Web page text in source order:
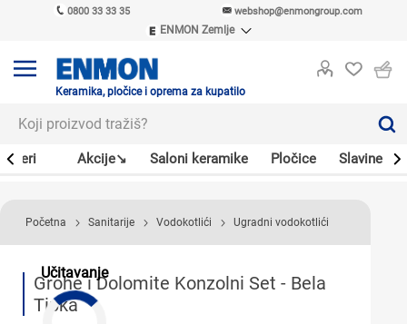
0800 33 33 35 webshop@enmongroup.com
ENMON Zemlje
ENMON MKD
Keramika, pločice i oprema za kupatilo
Akcije↘ Saloni keramike Pločice Slavine
Učitavanje
Početna Sanitarije Vodokotlići Ugradni vodokotlići
Grohe i Dolomite Konzolni Set - Bela
Tipka